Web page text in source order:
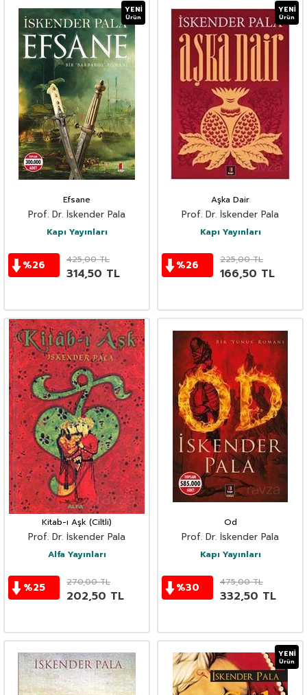
YENI
Ürün
Efsane
Prof. Dr. İskender Pala
Kapı Yayınları
%26 425,00TL
314,50 TL
YENI
Ürün
Aşka Dair
Prof. Dr. İskender Pala
Kapı Yayınları
%26 225,00TL
166,50 TL
Kitab-ı Aşk (Ciltli)
Prof. Dr. İskender Pala
Alfa Yayınları
%25 270,00TL
202,50 TL
Od
Prof. Dr. İskender Pala
Kapı Yayınları
%30 475,00TL
332,50 TL
YENI
Ürün